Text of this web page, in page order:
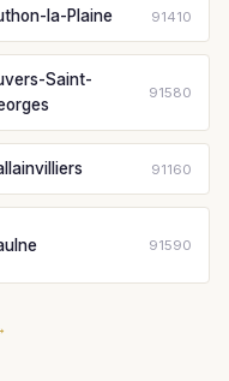
la-Plaine 91410
Saint-
91580
91160
91590